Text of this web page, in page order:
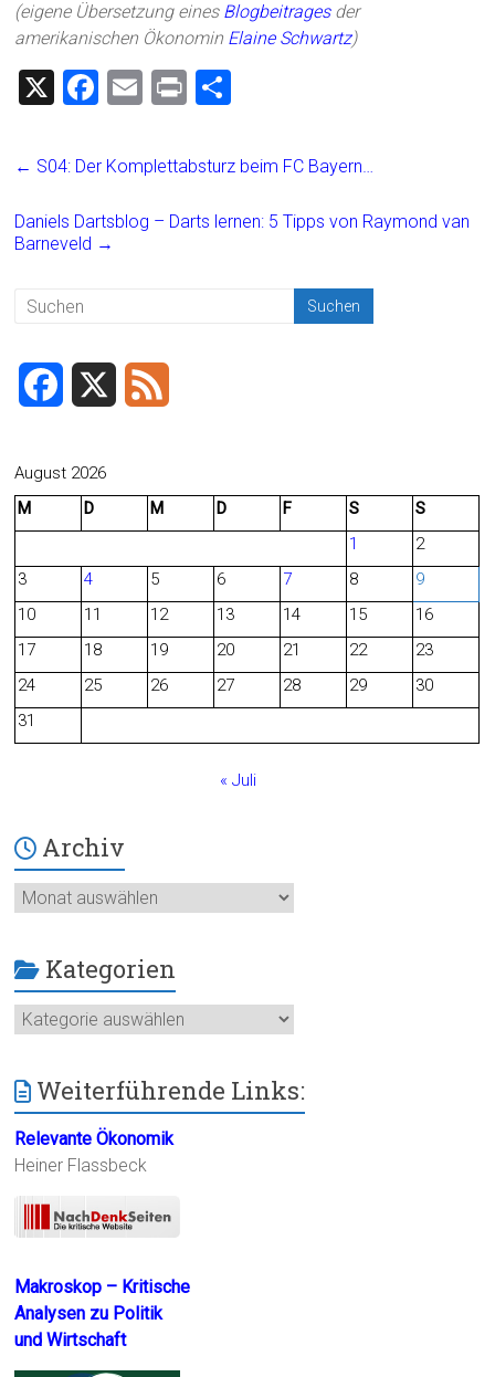
(eigene Übersetzung eines Blogbeitragesder
amerikanischen Ökonomin Elaine Schwartz)
X
F
ce
o
E
ai
Pr
t
e
← S04: Der Komplettabsturz beim FC Bayern…
Daniels Dartsblog – Darts lernen: 5 Tipps von Raymond van
Barneveld →
c
b
o
August 2026
M
D M D F S
S
1
2
3
4 5 6 7 8
9
10
11 12 13 14 15
16
17
18 19 20 21 22
23
24
25 26 27 28 29
30
31
« Juli
Archiv
Archiv
Kategorien
Kategorien
Weiterführende Links:
Relevante Ökonomik
Heiner Flassbeck
Makroskop – Kritische
Analysen zu Politik
und Wirtschaft